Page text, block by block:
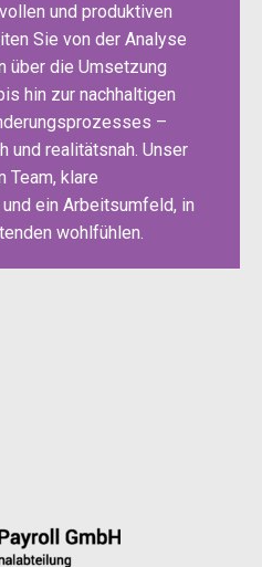
und produktiven
Sie von der Analyse
über die Umsetzung
hin zur nachhaltigen
–
und realitätsnah. Unser
Team, klare
ein Arbeitsumfeld, in
wohlfühlen.